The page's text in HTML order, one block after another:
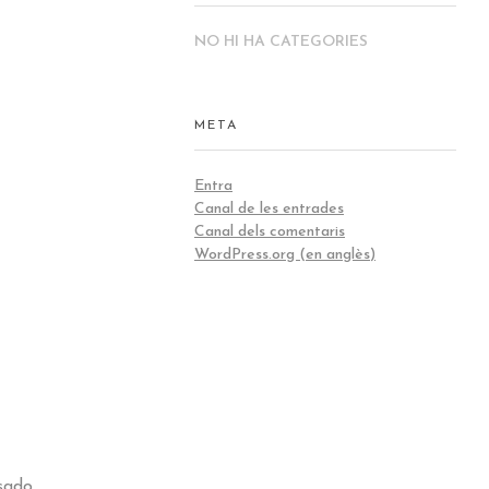
NO HI HA CATEGORIES
META
Entra
Canal de les entrades
Canal dels comentaris
WordPress.org (en anglès)